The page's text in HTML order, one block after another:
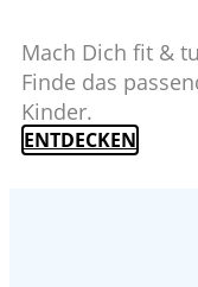
Mach Dich fit &
Finde das
Kinder.
ENTDECKEN